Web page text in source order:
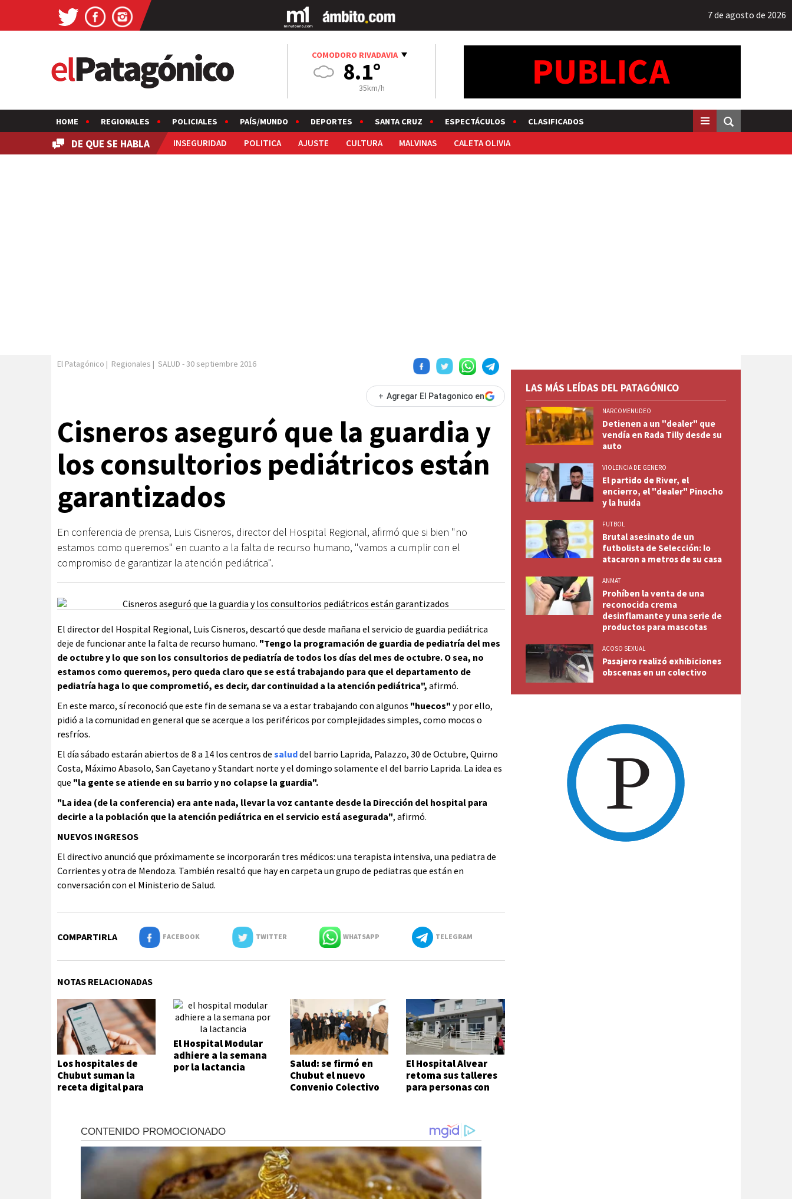
7 de agosto de 2026
COMODORO RIVADAVIA
8.1°
35km/h
HOME REGIONALES POLICIALES PAÍS/MUNDO DEPORTES SANTA CRUZ ESPECTÁCULOS CLASIFICADOS
DE QUE SE HABLA INSEGURIDAD POLITICA AJUSTE CULTURA MALVINAS CALETA OLIVIA
El Patagónico | Regionales | SALUD -30 septiembre 2016
+ Agregar El Patagonico en
Cisneros aseguró que la guardia y
los consultorios pediátricos están
garantizados
En conferencia de prensa, Luis Cisneros, director del Hospital Regional, afirmó que si bien "no
estamos como queremos" en cuanto a la falta de recurso humano, "vamos a cumplir con el
compromiso de garantizar la atención pediátrica".
El director del Hospital Regional, Luis Cisneros, descartó que desde mañana el servicio de guardia pediátrica
deje de funcionar ante la falta de recurso humano. "Tengo la programación de guardia de pediatría del mes
de octubre y lo que son los consultorios de pediatría de todos los días del mes de octubre. O sea, no
estamos como queremos, pero queda claro que se está trabajando para que el departamento de
pediatría haga lo que comprometió, es decir, dar continuidad a la atención pediátrica", afirmó.
En este marco, sí reconoció que este fin de semana se va a estar trabajando con algunos "huecos" y por ello,
pidió a la comunidad en general que se acerque a los periféricos por complejidades simples, como mocos o
resfríos.
El día sábado estarán abiertos de 8 a 14 los centros de saluddel barrio Laprida, Palazzo, 30 de Octubre, Quirno
Costa, Máximo Abasolo, San Cayetano y Standart norte y el domingo solamente el del barrio Laprida. La idea es
que "la gente se atiende en su barrio y no colapse la guardia".
"La idea (de la conferencia) era ante nada, llevar la voz cantante desde la Dirección del hospital para
decirle a la población que la atención pediátrica en el servicio está asegurada", afirmó.
NUEVOS INGRESOS
El directivo anunció que próximamente se incorporarán tres médicos: una terapista intensiva, una pediatra de
Corrientes y otra de Mendoza. También resaltó que hay en carpeta un grupo de pediatras que están en
conversación con el Ministerio de Salud.
COMPARTIRLA FACEBOOK TWITTER WHATSAPP TELEGRAM
NOTAS RELACIONADAS
Los hospitales de
Chubut suman la
receta digital para
El Hospital Modular
adhiere a la semana
por la lactancia
Salud: se firmó en
Chubut el nuevo
Convenio Colectivo
El Hospital Alvear
retoma sus talleres
para personas con
LAS MÁS LEÍDAS DEL PATAGÓNICO
NARCOMENUDEO
Detienen a un "dealer" que
vendía en Rada Tilly desde su
auto
VIOLENCIA DE GENERO
El partido de River, el
encierro, el "dealer" Pinocho
y la huida
FUTBOL
Brutal asesinato de un
futbolista de Selección: lo
atacaron a metros de su casa
ANMAT
Prohíben la venta de una
reconocida crema
desinflamante y una serie de
productos para mascotas
ACOSO SEXUAL
Pasajero realizó exhibiciones
obscenas en un colectivo